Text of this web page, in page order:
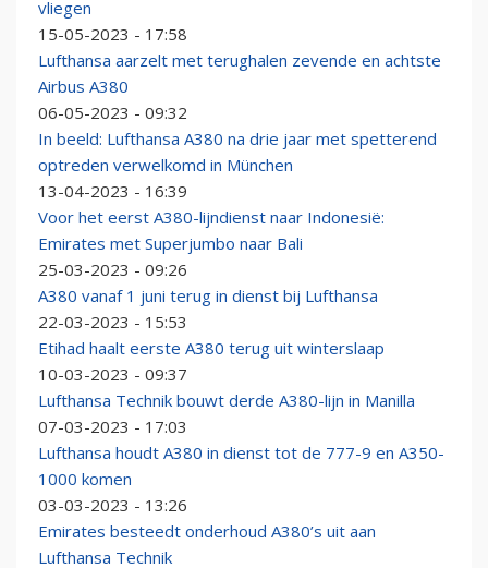
vliegen
15-05-2023 - 17:58
Lufthansa aarzelt met terughalen zevende en achtste
Airbus A380
06-05-2023 - 09:32
In beeld: Lufthansa A380 na drie jaar met spetterend
optreden verwelkomd in München
13-04-2023 - 16:39
Voor het eerst A380-lijndienst naar Indonesië:
Emirates met Superjumbo naar Bali
25-03-2023 - 09:26
A380 vanaf 1 juni terug in dienst bij Lufthansa
22-03-2023 - 15:53
Etihad haalt eerste A380 terug uit winterslaap
10-03-2023 - 09:37
Lufthansa Technik bouwt derde A380-lijn in Manilla
07-03-2023 - 17:03
Lufthansa houdt A380 in dienst tot de 777-9 en A350-
1000 komen
03-03-2023 - 13:26
Emirates besteedt onderhoud A380’s uit aan
Lufthansa Technik